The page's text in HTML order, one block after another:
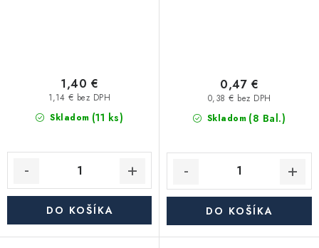
Skladom (11 ks)
1,14 € bez DPH
1,40 €
DO KOŠÍKA
Skladom (8 Bal.)
0,38 € bez DPH
0,47 €
DO KOŠÍKA